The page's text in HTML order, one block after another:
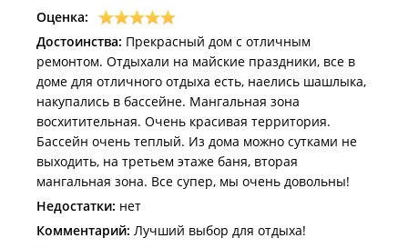
Оценка:
Достоинства: Прекрасный дом с отличным
ремонтом. Отдыхали на майские праздники, все в
доме для отличного отдыха есть, наелись шашлыка,
накупались в бассейне. Мангальная зона
восхитительная. Очень красивая территория.
Бассейн очень теплый. Из дома можно сутками не
выходить, на третьем этаже баня, вторая
мангальная зона. Все супер, мы очень довольны!
Недостатки: нет
Комментарий: Лучший выбор для отдыха!